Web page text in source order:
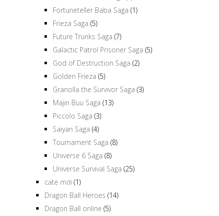
Fortuneteller Baba Saga (1)
Frieza Saga (5)
Future Trunks Saga (7)
Galactic Patrol Prisoner Saga (5)
God of Destruction Saga (2)
Golden Frieza (5)
Granolla the Survivor Saga (3)
Majin Buu Saga (13)
Piccolo Saga (3)
Saiyan Saga (4)
Tournament Saga (8)
Universe 6 Saga (8)
Universe Survival Saga (25)
cate mới (1)
Dragon Ball Heroes (14)
Dragon Ball online (5)